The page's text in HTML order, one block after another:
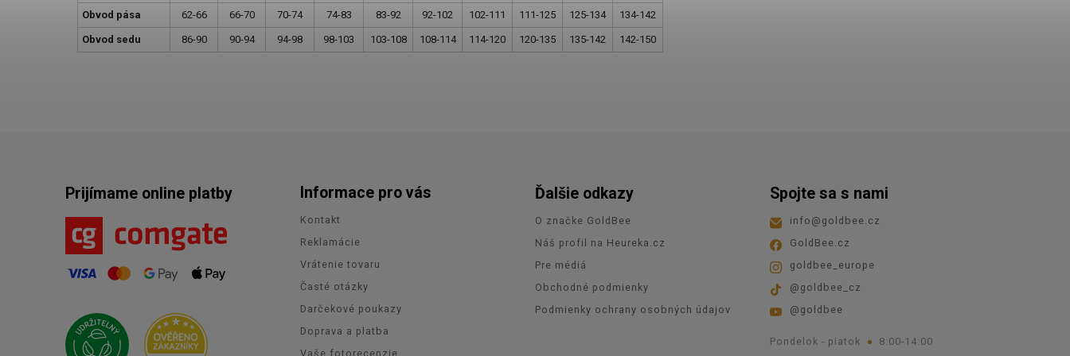
Obvod pása 62-66 66-70 70-74 74-83 83-92 92-102 102-111 111-125 125-134 134-142
Obvod sedu 86-90 90-94 94-98 98-103 103-108 108-114 114-120 120-135 135-142 142-150
Prijímame online platby Informace pro vás
Kontakt
Reklamácie
Vrátenie tovaru
Časté otázky
Darčekové poukazy
Doprava a platba
Vaše fotorecenzie
Ďalšie odkazy
O značke GoldBee
Náš profil na Heureka.cz
Pre médiá
Obchodné podmienky
Podmienky ochrany osobných údajov
Spojte sa s nami
info @ goldbee.cz
GoldBee.cz
goldbee_europe
@goldbee_cz
@goldbee
Pondelok - piatok 8:00-14:00